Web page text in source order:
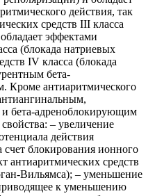
действия, так
средств III класса
эффектами
(блокада натриевых
IV класса (блокада
бета-
Кроме антиаритмического
бета-адреноблокирующим
– увеличение
действия
блокирования ионного
антиаритмических средств
Вильямса); – уменьшение
к уменьшению